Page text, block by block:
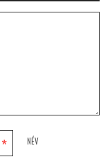
NÉV
*